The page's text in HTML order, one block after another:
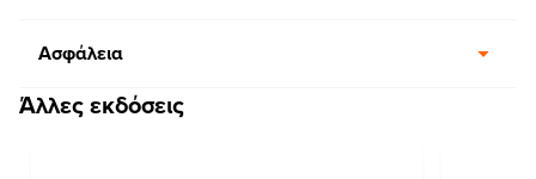
Ασφάλεια
Άλλες εκδόσεις